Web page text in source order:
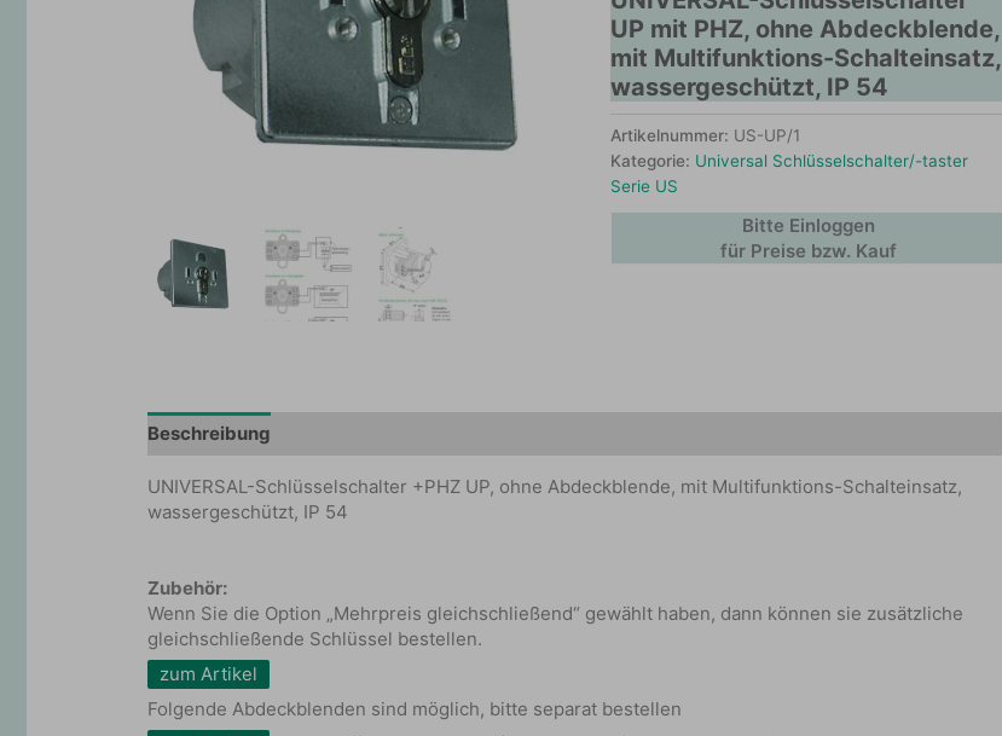
UP mit PHZ, ohne Abdeckblende,
mit Multifunktions-Schalteinsatz,
wassergeschützt, IP 54
Artikelnummer: US-UP/1
Kategorie: Universal Schlüsselschalter/-taster
Serie US
Bitte Einloggen
für Preise bzw. Kauf
Beschreibung
UNIVERSAL-Schlüsselschalter +PHZ UP, ohne Abdeckblende, mit Multifunktions-Schalteinsatz,
wassergeschützt, IP 54
Zubehör:
Wenn Sie die Option „Mehrpreis gleichschließend“ gewählt haben, dann können sie zusätzliche
gleichschließende Schlüssel bestellen.
zum Artikel
Folgende Abdeckblenden sind möglich, bitte separat bestellen